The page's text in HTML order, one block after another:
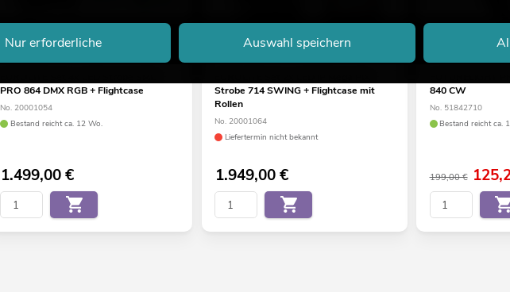
PRO 864 DMX RGB + Flightcase
No. 20001054
Bestand reicht ca. 12 Wo.
1.499,00€
Strobe 714 SWING + Flightcase mit
Rollen
No. 20001064
Liefertermin nicht bekannt
1.949,00€
840 CW
No. 51842710
Bestand reicht ca.
199,00 €
Nur erforderliche Auswahl speichern